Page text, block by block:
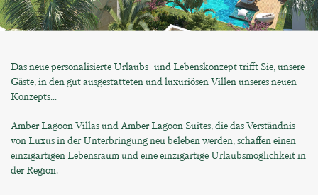
Das neue personalisierte Urlaubs- und Lebenskonzept trifft Sie, unsere
Gäste, in den gut ausgestatteten und luxuriösen Villen unseres neuen
Konzepts...
Amber Lagoon Villas und Amber Lagoon Suites, die das Verständnis
von Luxus in der Unterbringung neu beleben werden, schaffen einen
einzigartigen Lebensraum und eine einzigartige Urlaubsmöglichkeit in
der Region.